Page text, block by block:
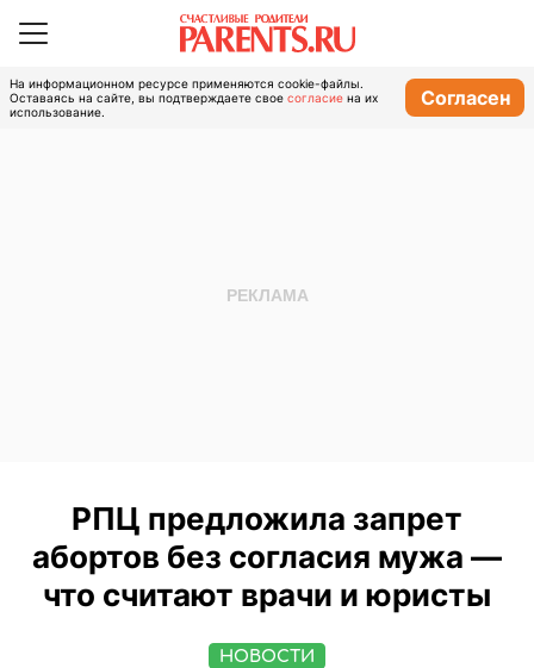
На информационном ресурсе применяются cookie-файлы.
Оставаясь на сайте, вы подтверждаете свое согласие на их
использование.
Согласен
РПЦ предложила запрет
абортов без согласия мужа —
что считают врачи и юристы
НОВОСТИ